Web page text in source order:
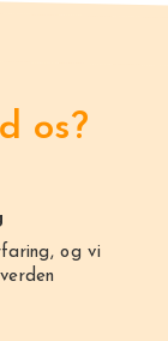
os?
og vi